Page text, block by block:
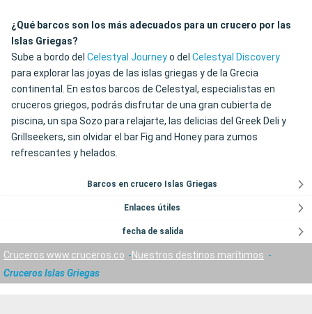
¿Qué barcos son los más adecuados para un crucero por las
Islas Griegas?
Sube a bordo del Celestyal Journeyo del Celestyal Discovery
para explorar las joyas de las islas griegas y de la Grecia
continental. En estos barcos de Celestyal, especialistas en
cruceros griegos, podrás disfrutar de una gran cubierta de
piscina, un spa Sozo para relajarte, las delicias del Greek Deli y
Grillseekers, sin olvidar el bar Fig and Honey para zumos
refrescantes y helados.
Barcos en crucero Islas Griegas
Enlaces útiles
fecha de salida
Cruceros www.cruceros.co
Nuestros destinos marítimos
Cruceros Islas Griegas